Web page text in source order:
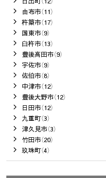
由布市（11）
杵築市（17）
国東市（9）
臼杵市（13）
豊後高田市（9）
宇佐市（9）
佐伯市（8）
中津市（12）
豊後大野市（12）
日田市（12）
九重町（3）
津久見市（3）
竹田市（20）
玖珠町（4）